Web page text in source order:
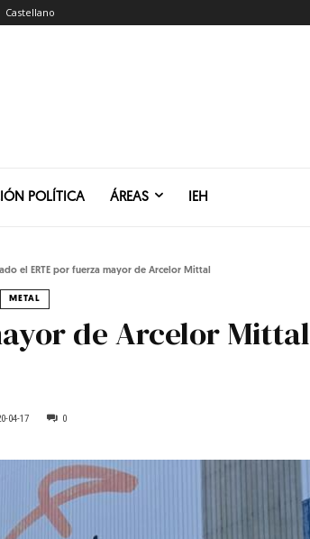
Castellano
POLÍTICA ÁREAS IEH
el ERTE por fuerza mayor de Arcelor Mittal
METAL
de Arcelor Mittal
04-17 0